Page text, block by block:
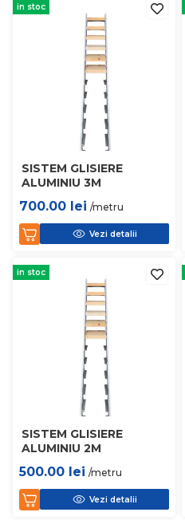
in stoc
SISTEM GLISIERE
ALUMINIU 3M
700.00 lei /metru
Vezi detalii
in stoc
SISTEM GLISIERE
ALUMINIU 2M
500.00 lei /metru
Vezi detalii